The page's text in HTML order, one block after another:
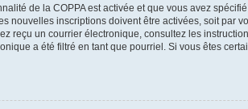
de la COPPA est activée et que vous avez
inscriptions doivent être activées, soit par
reçu un courrier électronique, consultez les
a été filtré en tant que pourriel. Si vous êtes